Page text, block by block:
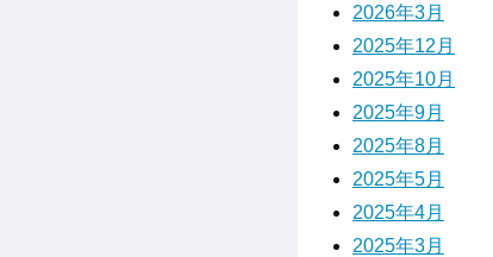
2026年3月
2025年12月
2025年10月
2025年9月
2025年8月
2025年5月
2025年4月
2025年3月